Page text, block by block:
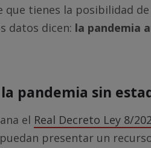
que tienes la posibilidad
datos dicen: la pandemia
pandemia sin
el Real Decreto Ley 8/
presentar un